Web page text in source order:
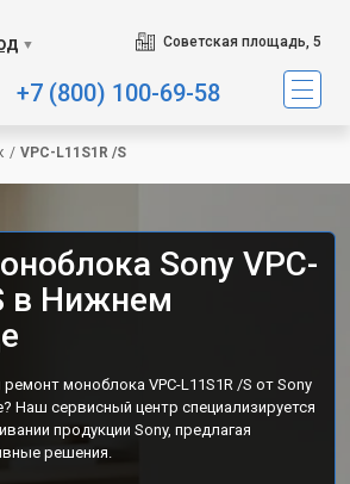
▼ Советская площадь, 5
+7 (800) 100-69-58
/ VPC-L11S1R /S
Sony VPC-
в Нижнем
моноблока VPC-L11S1R /S от Sony
Наш сервисный центр специализируется
продукции Sony, предлагая
решения.